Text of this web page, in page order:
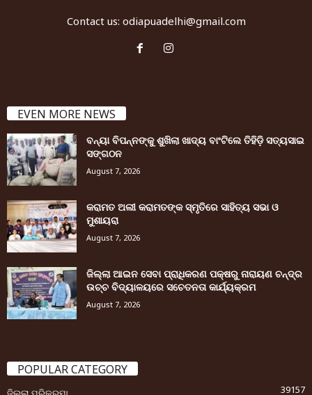
Contact us: odiapuadelhi@gmail.com
EVEN MORE NEWS
ବନ୍ୟା ବିପନ୍ନଙ୍କୁ ଶୁଖିଲା ଖାଦ୍ୟ ବାଂଟିଲେ ତିହିଡି଼ ସତ୍ୟସାଇ
ସଙ୍ଗଠନ
August 7, 2026
କରାମତ ଅଲୀ କରାମତଙ୍କ ସ୍ମୃତିରେ ସାହିତ୍ୟ ସଭା ଓ
ମୁଶାୟରା
August 7, 2026
ଜିଲ୍ଲା ଆଇନ ସେବା ପ୍ରାଧିକରଣ ପକ୍ଷରୁ ନାରାୟଣ ଚନ୍ଦ୍ର
ଉଚ୍ଚ ବିଦ୍ୟାଳୟରେ ସଚେତନତା କାର୍ଯ୍ୟକ୍ରମ
August 7, 2026
POPULAR CATEGORY
39157